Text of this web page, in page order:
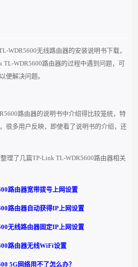
WDR5600无线路由器的安装说明书下载，
TL-WDR5600路由器的过程中遇到问题，可
便解决问题。
路由器的说明书中介绍得比较笼统，特
很多用户反映，即使看了说明书的介绍，还
理了几篇TP-Link TL-WDR5600路由器相关
路由器宽带拨号上网设置
路由器自动获得IP上网设置
无线路由器固定IP上网设置
路由器无线WiFi设置
5G网络用不了怎么办？